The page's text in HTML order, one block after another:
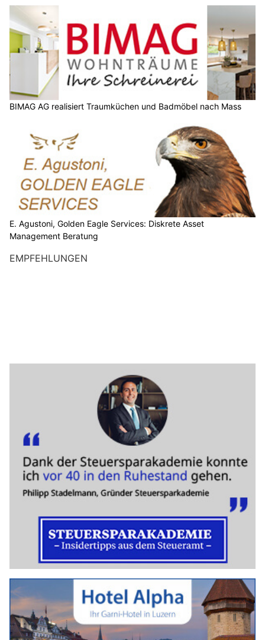
BIMAG AG realisiert Traumküchen und Badmöbel nach Mass
E. Agustoni, Golden Eagle Services: Diskrete Asset
Management Beratung
EMPFEHLUNGEN